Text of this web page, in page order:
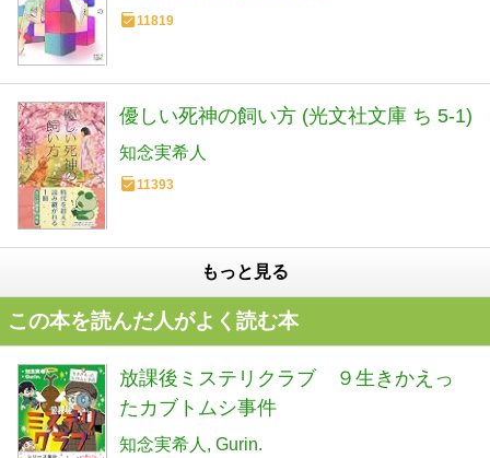
11819
優しい死神の飼い方 (光文社文庫 ち 5-1)
知念実希人
11393
もっと見る
この本を読んだ人がよく読む本
放課後ミステリクラブ ９生きかえっ
たカブトムシ事件
知念実希人 Gurin.